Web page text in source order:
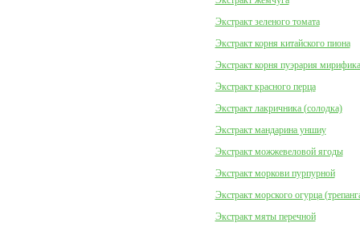
Экстракт зеленого томата
Экстракт корня китайского пиона
Экстракт корня пуэрария мирифика
Экстракт красного перца
Экстракт лакричника (солодка)
Экстракт мандарина уншиу
Экстракт можжевеловой ягоды
Экстракт моркови пурпурной
Экстракт морского огурца
Экстракт мяты перечной